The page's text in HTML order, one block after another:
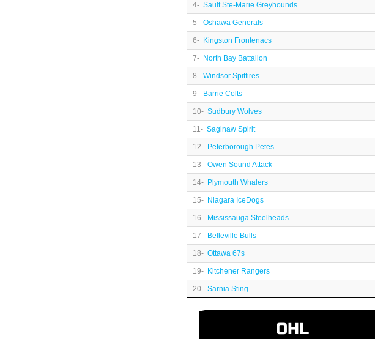
4- Sault Ste-Marie Greyhounds
5- Oshawa Generals
6- Kingston Frontenacs
7- North Bay Battalion
8- Windsor Spitfires
9- Barrie Colts
10- Sudbury Wolves
11- Saginaw Spirit
12- Peterborough Petes
13- Owen Sound Attack
14- Plymouth Whalers
15- Niagara IceDogs
16- Mississauga Steelheads
17- Belleville Bulls
18- Ottawa 67s
19- Kitchener Rangers
20- Sarnia Sting
OHL